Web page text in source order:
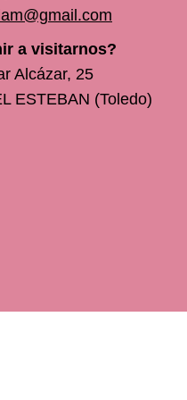
a visitarnos?
Alcázar, 25
ESTEBAN (Toledo)